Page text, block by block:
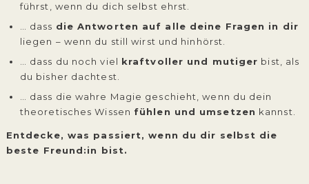
führst, wenn du dich selbst ehrst.
… dass die Antworten auf alle deine Fragen in dir
liegen – wenn du still wirst und hinhörst.
… dass du noch viel kraftvoller und mutiger bist, als
du bisher dachtest.
… dass die wahre Magie geschieht, wenn du dein
theoretisches Wissen fühlen und umsetzen kannst.
Entdecke, was passiert, wenn du dir selbst die
beste Freund:in bist.